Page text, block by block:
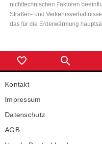
nichttechnischen Faktoren
Straßen- und
das für die Erderwärmung
Kontakt
Impressum
Datenschutz
AGB